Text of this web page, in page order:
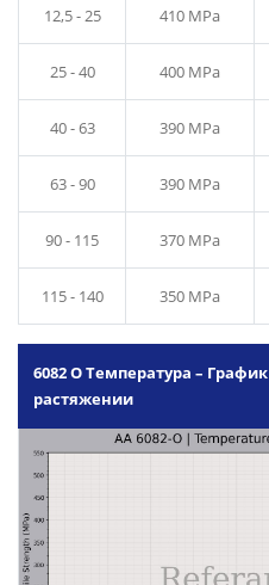
12,5 - 25 410 MPa
25 - 40 400 MPa
40 - 63 390 MPa
63 - 90 390 MPa
90 - 115 370 MPa
115 - 140 350 MPa
6082 O Температура –
растяжении